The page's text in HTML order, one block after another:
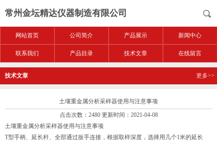
常州金坛精达仪器制造有限公司
网站首页 公司简介 产品展示 新闻中心
联系我们 产品目录 技术文章 在线留言
技术文章 更多>>
土壤重金属分析采样器使用与注意事项
点击次数：2480 更新时间：2021-04-08
土壤重金属分析采样器使用与注意事项
T型手柄、延长杆、全部通过扳手连接，根据取样深度，选择用几个1米的延长